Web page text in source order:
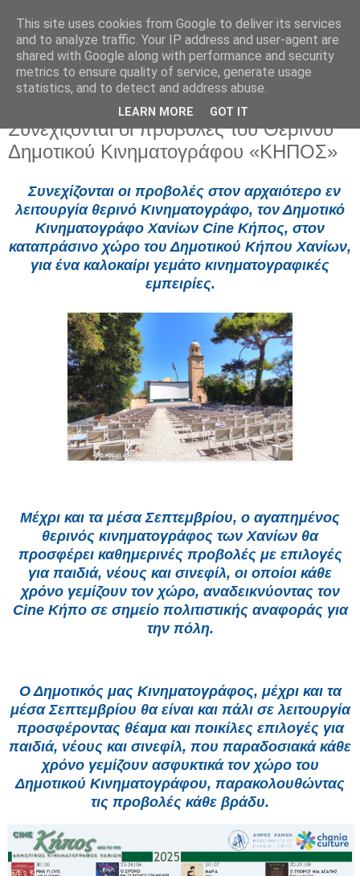
Σάββατο 28 Ιουνίου 2025
Συνεχίζονται οι προβολές του Θερινού
Δημοτικού Κινηματογράφου «ΚΗΠΟΣ»
Συνεχίζονται οι προβολές στον αρχαιότερο εν
λειτουργία θερινό Κινηματογράφο, τον Δημοτικό
Κινηματογράφο Χανίων Cine Κήπος, στον
καταπράσινο χώρο του Δημοτικού Κήπου Χανίων,
για ένα καλοκαίρι γεμάτο κινηματογραφικές
εμπειρίες.
Μέχρι και τα μέσα Σεπτεμβρίου, ο αγαπημένος
θερινός κινηματογράφος των Χανίων θα
προσφέρει καθημερινές προβολές με επιλογές
για παιδιά, νέους και σινεφίλ, οι οποίοι κάθε
χρόνο γεμίζουν τον χώρο, αναδεικνύοντας τον
Cine Κήπο σε σημείο πολιτιστικής αναφοράς για
την πόλη.
Ο Δημοτικός μας Κινηματογράφος, μέχρι και τα
μέσα Σεπτεμβρίου θα είναι και πάλι σε λειτουργία
προσφέροντας θέαμα και ποικίλες επιλογές για
παιδιά, νέους και σινεφίλ, που παραδοσιακά κάθε
χρόνο γεμίζουν ασφυκτικά τον χώρο του
Δημοτικού Κινηματογράφου, παρακολουθώντας
τις προβολές κάθε βράδυ.
This site uses cookies from Google to deliver its services
and to analyze traffic. Your IP address and user-agent are
shared with Google along with performance and security
metrics to ensure quality of service, generate usage
statistics, and to detect and address abuse.
LEARN MORE GOT IT